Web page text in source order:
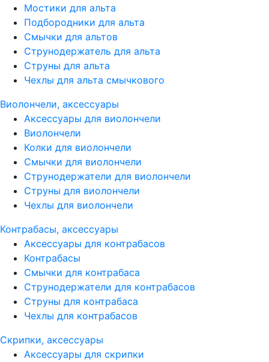
Мостики для альта
Подбородники для альта
Смычки для альтов
Струнодержатель для альта
Струны для альта
Чехлы для альта смычкового
Виолончели, аксессуары
Аксессуары для виолончели
Виолончели
Колки для виолончели
Смычки для виолончели
Струнодержатели для виолончели
Струны для виолончели
Чехлы для виолончели
Контрабасы, аксессуары
Аксессуары для контрабасов
Контрабасы
Смычки для контрабаса
Струнодержатели для контрабасов
Струны для контрабаса
Чехлы для контрабасов
Скрипки, аксессуары
Аксессуары для скрипки